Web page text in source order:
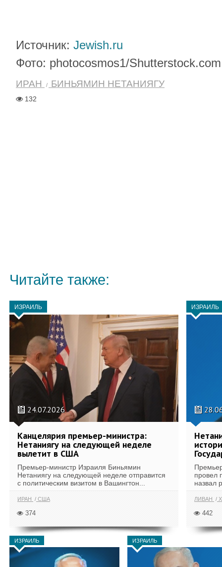
Источник: Jewish.ru
Фото: photocosmos1/Shutterstock.com
ИРАН БИНЬЯМИН НЕТАНИЯГУ
132
Читайте также:
ИЗРАИЛЬ
24.07.2026
Канцелярия премьер-министра:
Нетаниягу на следующей неделе
вылетит в США
Премьер-министр Израиля Биньямин
Нетаниягу на следующей неделе отправится
с политическим визитом в Вашингтон...
ИРАН США
374
ИЗРАИЛЬ
провел
назвал
ЛИВАН
442
ИЗРАИЛЬ ИЗРАИЛЬ